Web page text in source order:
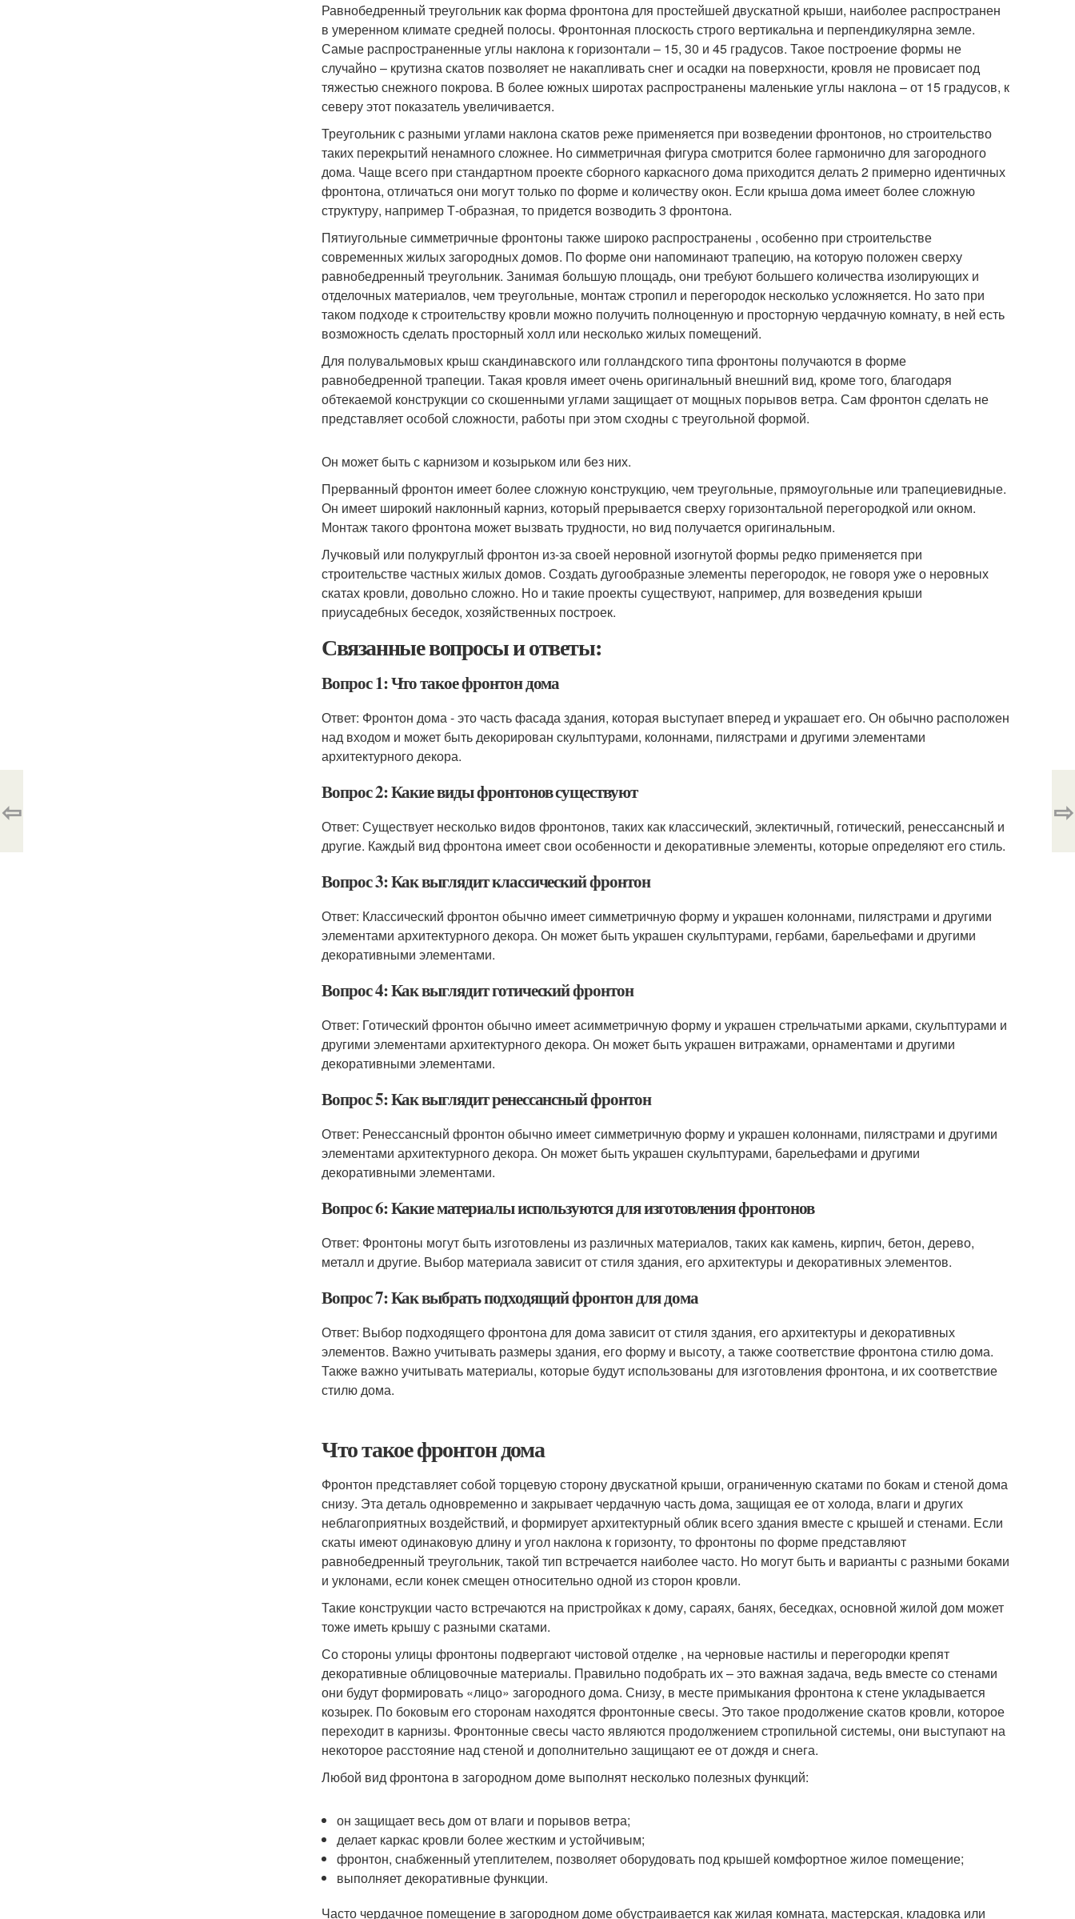
Равнобедренный треугольник как форма фронтона для простейшей двускатной крыши, наиболее распространен
в умеренном климате средней полосы. Фронтонная плоскость строго вертикальна и перпендикулярна земле.
Самые распространенные углы наклона к горизонтали – 15, 30 и 45 градусов. Такое построение формы не
случайно – крутизна скатов позволяет не накапливать снег и осадки на поверхности, кровля не провисает под
тяжестью снежного покрова. В более южных широтах распространены маленькие углы наклона – от 15 градусов, к
северу этот показатель увеличивается.
Треугольник с разными углами наклона скатов реже применяется при возведении фронтонов, но строительство
таких перекрытий ненамного сложнее. Но симметричная фигура смотрится более гармонично для загородного
дома. Чаще всего при стандартном проекте сборного каркасного дома приходится делать 2 примерно идентичных
фронтона, отличаться они могут только по форме и количеству окон. Если крыша дома имеет более сложную
структуру, например Т-образная, то придется возводить 3 фронтона.
Пятиугольные симметричные фронтоны также широко распространены , особенно при строительстве
современных жилых загородных домов. По форме они напоминают трапецию, на которую положен сверху
равнобедренный треугольник. Занимая большую площадь, они требуют большего количества изолирующих и
отделочных материалов, чем треугольные, монтаж стропил и перегородок несколько усложняется. Но зато при
таком подходе к строительству кровли можно получить полноценную и просторную чердачную комнату, в ней есть
возможность сделать просторный холл или несколько жилых помещений.
Для полувальмовых крыш скандинавского или голландского типа фронтоны получаются в форме
равнобедренной трапеции. Такая кровля имеет очень оригинальный внешний вид, кроме того, благодаря
обтекаемой конструкции со скошенными углами защищает от мощных порывов ветра. Сам фронтон сделать не
представляет особой сложности, работы при этом сходны с треугольной формой.
Он может быть с карнизом и козырьком или без них.
Прерванный фронтон имеет более сложную конструкцию, чем треугольные, прямоугольные или трапециевидные.
Он имеет широкий наклонный карниз, который прерывается сверху горизонтальной перегородкой или окном.
Монтаж такого фронтона может вызвать трудности, но вид получается оригинальным.
Лучковый или полукруглый фронтон из-за своей неровной изогнутой формы редко применяется при
строительстве частных жилых домов. Создать дугообразные элементы перегородок, не говоря уже о неровных
скатах кровли, довольно сложно. Но и такие проекты существуют, например, для возведения крыши
приусадебных беседок, хозяйственных построек.
Связанные вопросы и ответы:
Вопрос 1: Что такое фронтон дома
Ответ: Фронтон дома - это часть фасада здания, которая выступает вперед и украшает его. Он обычно расположен
над входом и может быть декорирован скульптурами, колоннами, пилястрами и другими элементами
архитектурного декора.
Вопрос 2: Какие виды фронтонов существуют
Ответ: Существует несколько видов фронтонов, таких как классический, эклектичный, готический, ренессансный и
другие. Каждый вид фронтона имеет свои особенности и декоративные элементы, которые определяют его стиль.
Вопрос 3: Как выглядит классический фронтон
Ответ: Классический фронтон обычно имеет симметричную форму и украшен колоннами, пилястрами и другими
элементами архитектурного декора. Он может быть украшен скульптурами, гербами, барельефами и другими
декоративными элементами.
Вопрос 4: Как выглядит готический фронтон
Ответ: Готический фронтон обычно имеет асимметричную форму и украшен стрельчатыми арками, скульптурами и
другими элементами архитектурного декора. Он может быть украшен витражами, орнаментами и другими
декоративными элементами.
Вопрос 5: Как выглядит ренессансный фронтон
Ответ: Ренессансный фронтон обычно имеет симметричную форму и украшен колоннами, пилястрами и другими
элементами архитектурного декора. Он может быть украшен скульптурами, барельефами и другими
декоративными элементами.
Вопрос 6: Какие материалы используются для изготовления фронтонов
Ответ: Фронтоны могут быть изготовлены из различных материалов, таких как камень, кирпич, бетон, дерево,
металл и другие. Выбор материала зависит от стиля здания, его архитектуры и декоративных элементов.
Вопрос 7: Как выбрать подходящий фронтон для дома
Ответ: Выбор подходящего фронтона для дома зависит от стиля здания, его архитектуры и декоративных
элементов. Важно учитывать размеры здания, его форму и высоту, а также соответствие фронтона стилю дома.
Также важно учитывать материалы, которые будут использованы для изготовления фронтона, и их соответствие
стилю дома.
Что такое фронтон дома
Фронтон представляет собой торцевую сторону двускатной крыши, ограниченную скатами по бокам и стеной дома
снизу. Эта деталь одновременно и закрывает чердачную часть дома, защищая ее от холода, влаги и других
неблагоприятных воздействий, и формирует архитектурный облик всего здания вместе с крышей и стенами. Если
скаты имеют одинаковую длину и угол наклона к горизонту, то фронтоны по форме представляют
равнобедренный треугольник, такой тип встречается наиболее часто. Но могут быть и варианты с разными боками
и уклонами, если конек смещен относительно одной из сторон кровли.
Такие конструкции часто встречаются на пристройках к дому, сараях, банях, беседках, основной жилой дом может
тоже иметь крышу с разными скатами.
Со стороны улицы фронтоны подвергают чистовой отделке , на черновые настилы и перегородки крепят
декоративные облицовочные материалы. Правильно подобрать их – это важная задача, ведь вместе со стенами
они будут формировать «лицо» загородного дома. Снизу, в месте примыкания фронтона к стене укладывается
козырек. По боковым его сторонам находятся фронтонные свесы. Это такое продолжение скатов кровли, которое
переходит в карнизы. Фронтонные свесы часто являются продолжением стропильной системы, они выступают на
некоторое расстояние над стеной и дополнительно защищают ее от дождя и снега.
Любой вид фронтона в загородном доме выполнят несколько полезных функций:
он защищает весь дом от влаги и порывов ветра;
делает каркас кровли более жестким и устойчивым;
фронтон, снабженный утеплителем, позволяет оборудовать под крышей комфортное жилое помещение;
выполняет декоративные функции.
Часто чердачное помещение в загородном доме обустраивается как жилая комната, мастерская, кладовка или
⇦ ⇨